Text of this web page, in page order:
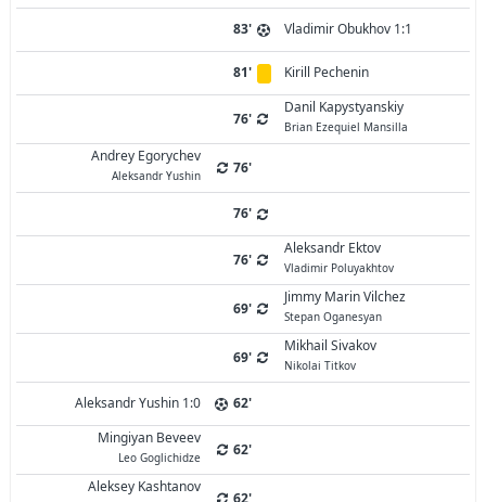
83' Vladimir Obukhov 1:1
81' Kirill Pechenin
76'
Danil Kapystyanskiy
Brian Ezequiel Mansilla
Andrey Egorychev
Aleksandr Yushin 76'
76'
76'
Aleksandr Ektov
Vladimir Poluyakhtov
69'
Jimmy Marin Vilchez
Stepan Oganesyan
69'
Mikhail Sivakov
Nikolai Titkov
Aleksandr Yushin 1:0
62'
Mingiyan Beveev
Leo Goglichidze
62'
Aleksey Kashtanov
62'